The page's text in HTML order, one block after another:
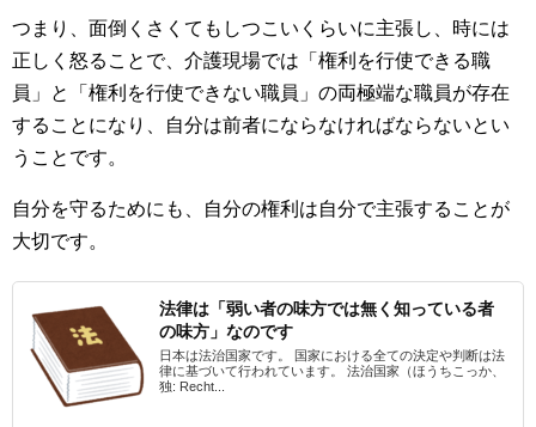
つまり、面倒くさくてもしつこいくらいに主張し、時には
正しく怒ることで、介護現場では「権利を行使できる職
員」と「権利を行使できない職員」の両極端な職員が存在
することになり、自分は前者にならなければならないとい
うことです。
自分を守るためにも、自分の権利は自分で主張することが
大切です。
法律は「弱い者の味方では無く知っている者
の味方」なのです
日本は法治国家です。 国家における全ての決定や判断は法
律に基づいて行われています。 法治国家（ほうちこっか、
独: Recht...